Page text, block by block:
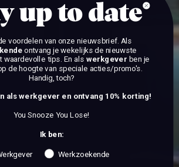
up to date
voordelen van onze nieuwsbrief. Als
ontvang je wekelijks de nieuwste
waardevolle tips. En als werkgever ben je
de hoogte van speciale acties/promo's.
Handig, toch?
als werkgever en ontvang 10% korting!
You Snooze You Lose!
Ik ben:
Werkzoekende